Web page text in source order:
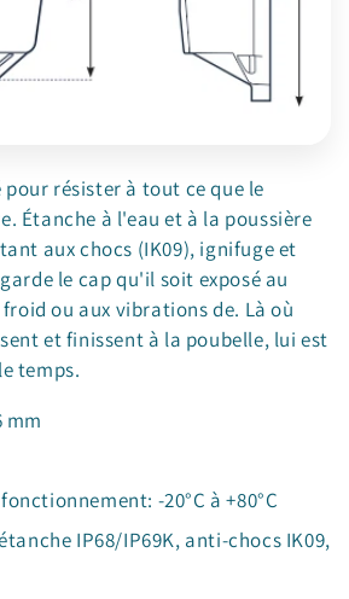
pour résister à tout ce que le
Étanche à l'eau et à la poussière
aux chocs (IK09), ignifuge et
le cap qu'il soit exposé au
ou aux vibrations de. Là où
et finissent à la poubelle, lui est
temps.
mm
-20°C à +80°C
IP68/IP69K, anti-chocs IK09,